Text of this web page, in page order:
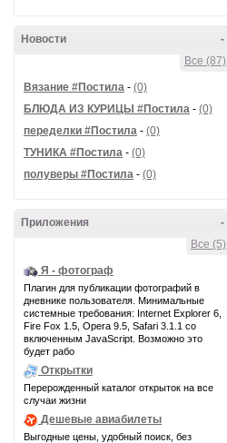
-
Новости
Все (87)
Вязание #Постила - (0)
БЛЮДА ИЗ КУРИЦЫ #Постила - (0)
переделки #Постила - (0)
ТУНИКА #Постила - (0)
полуверы #Постила - (0)
-
Приложения
Все (5)
Я - фотограф
Плагин для публикации фотографий в
дневнике пользователя. Минимальные
системные требования: Internet Explorer 6,
Fire Fox 1.5, Opera 9.5, Safari 3.1.1 со
включенным JavaScript. Возможно это
будет рабо
Открытки
Перерожденный каталог открыток на все
случаи жизни
Дешевые авиабилеты
Выгодные цены, удобный поиск, без